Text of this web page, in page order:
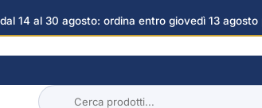
14 al 30 agosto: ordina entro giovedì 13